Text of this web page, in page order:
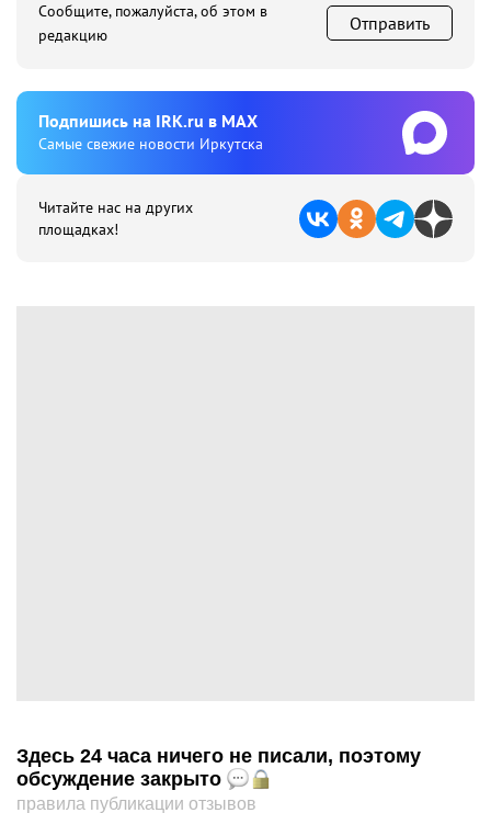
Сообщите, пожалуйста, об этом в
редакцию
Отправить
Подпишиcь на IRK.ru в MAX
Cамые свежие новости Иркутска
Читайте нас на других
площадках!
Здесь 24 часа ничего не писали, поэтому
обсуждение закрыто
правила публикации отзывов